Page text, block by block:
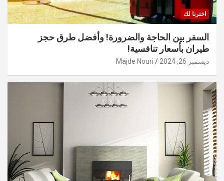
اخترنا لك
السفر بين الحاجة والضرورة! وأفضل طرق حجز
طيران بأسعار تنافسية!
ديسمبر 26, 2024 Majde Nouri